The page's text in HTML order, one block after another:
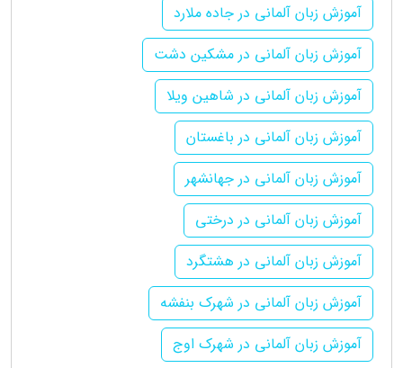
آموزش زبان آلمانی در جاده ملارد
آموزش زبان آلمانی در مشکین دشت
آموزش زبان آلمانی در شاهین ویلا
آموزش زبان آلمانی در باغستان
آموزش زبان آلمانی در جهانشهر
آموزش زبان آلمانی در درختی
آموزش زبان آلمانی در هشتگرد
آموزش زبان آلمانی در شهرک بنفشه
آموزش زبان آلمانی در شهرک اوج